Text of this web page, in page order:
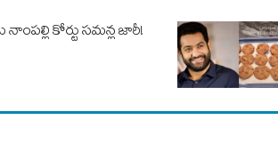
నాంపల్లి కోర్టు సమన్ల జారీ!